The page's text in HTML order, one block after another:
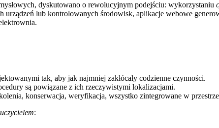
dyskutowano o rewolucyjnym podejściu: wykorzystaniu
lub kontrolowanych środowisk, aplikacje webowe
tak, aby jak najmniej zakłócały codzienne czynności.
są powiązane z ich rzeczywistymi lokalizacjami.
konserwacja, weryfikacja, wszystko zintegrowane w
: